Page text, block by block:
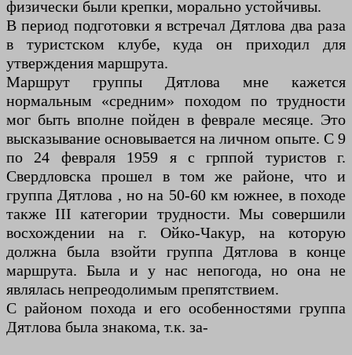
физически были крепки, морально устойчивы.
В период подготовки я встречал Дятлова два раза
в туристском клубе, куда он приходил для
утверждения маршрута.
Маршрут группы Дятлова мне кажется
нормальным «средним» походом по трудности
мог быть вполне пойден в феврале месяце. Это
высказывание основывается на личном опыте. С 9
по 24 февраля 1959 я с грппой туристов г.
Свердловска прошел в том же районе, что и
группа Дятлова , но на 50-60 км южнее, в походе
также III категории трудности. Мы совершили
восхождении на г. Ойко-Чакур, на которую
должна была взойти группа Дятлова в конце
маршрута. Была и у нас непогода, но она не
являлась непреодолимым препятствием.
С районом похода и его особенностями группа
Дятлова была знакома, т.к. за-